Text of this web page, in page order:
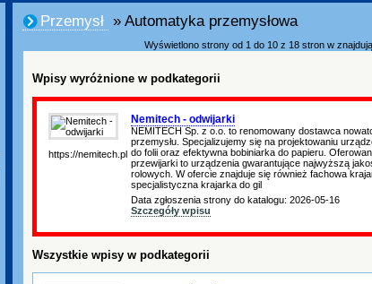
Przemysł » Automatyka przemysłowa
Wyświetlono strony od 1 do 10 z 18 stron w
Wpisy wyróżnione w podkategorii
https://nemitech.pl
Nemitech - odwijarki
NEMITECH Sp. z o.o. to renomowany dostawca
przemysłu. Specjalizujemy się na projektowaniu
do folii oraz efektywna bobiniarka do papieru.
przewijarki to urządzenia gwarantujące najwyższą
rolowych. W ofercie znajduje się również fachowa
specjalistyczna krajarka do gil
Data zgłoszenia strony do katalogu: 2026-05-16
Szczegóły wpisu
Wszystkie wpisy w podkategorii